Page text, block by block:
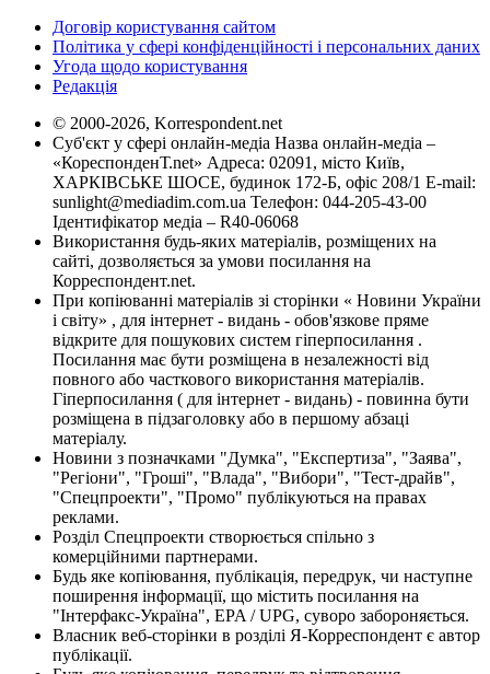
Договір користування сайтом
Політика у сфері конфіденційності і персональних даних
Угода щодо користування
Редакція
© 2000-2026, Korrespondent.net
Суб'єкт у сфері онлайн-медіа Назва онлайн-медіа –
«КореспонденТ.net» Адреса: 02091, місто Київ,
ХАРКІВСЬКЕ ШОСЕ, будинок 172-Б, офіс 208/1 E-mail:
sunlight@mediadim.com.ua Телефон: 044-205-43-00
Ідентифікатор медіа – R40-06068
Використання будь-яких матеріалів, розміщених на
сайті, дозволяється за умови посилання на
Корреспондент.net.
При копіюванні матеріалів зі сторінки « Новини України
і світу» , для інтернет - видань - обов'язкове пряме
відкрите для пошукових систем гіперпосилання .
Посилання має бути розміщена в незалежності від
повного або часткового використання матеріалів.
Гіперпосилання ( для інтернет - видань) - повинна бути
розміщена в підзаголовку або в першому абзаці
матеріалу.
Новини з позначками "Думка", "Експертиза", "Заява",
"Регіони", "Гроші", "Влада", "Вибори", "Тест-драйв",
"Спецпроекти", "Промо" публікуються на правах
реклами.
Розділ Спецпроекти створюється спільно з
комерційними партнерами.
Будь яке копіювання, публікація, передрук, чи наступне
поширення інформації, що містить посилання на
"Інтерфакс-Україна", EPA / UPG, суворо забороняється.
Власник веб-сторінки в розділі Я-Корреспондент є автор
публікації.